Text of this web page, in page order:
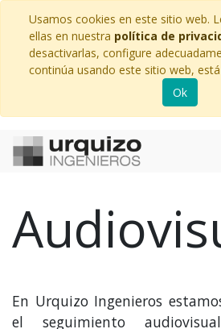
Usamos cookies en este sitio web.
ellas en nuestra política de
desactivarlas, configure
continúa usando este sitio web,
Ok
En Urquizo Ingenieros
el seguimiento